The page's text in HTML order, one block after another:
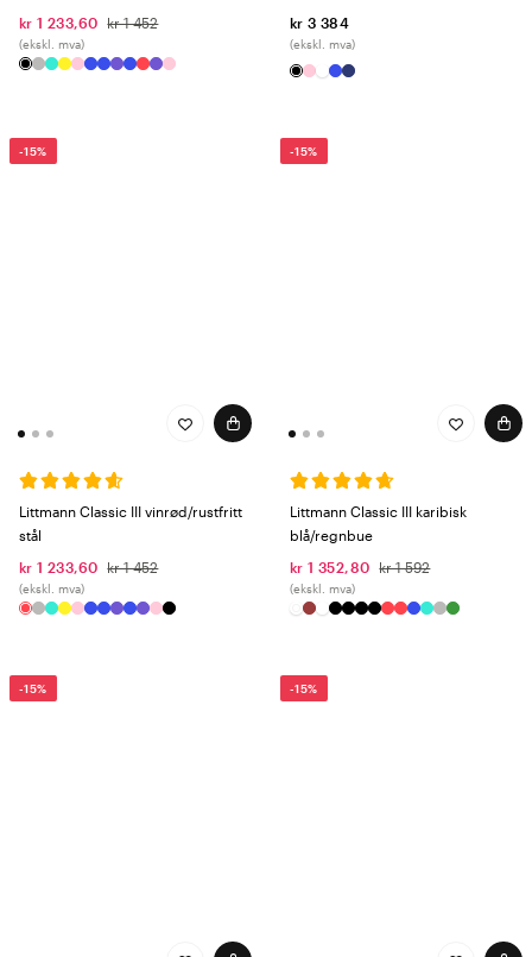
kr 1 233,60
kr 1 452
(ekskl. mva)
kr 3 384
(ekskl. mva)
-15%
Littmann Classic III vinrød/rustfritt
stål
kr 1 233,60
kr 1 452
(ekskl. mva)
-15%
Littmann Classic III karibisk
blå/regnbue
kr 1 352,80
kr 1 592
(ekskl. mva)
-15% -15%